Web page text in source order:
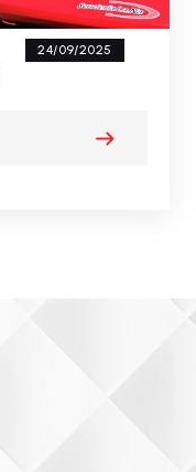
24/09/2025